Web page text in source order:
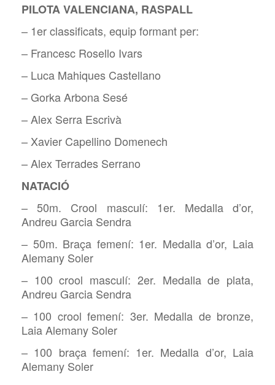
PILOTA VALENCIANA, RASPALL
– 1er classificats, equip formant per:
– Francesc Rosello Ivars
– Luca Mahiques Castellano
– Gorka Arbona Sesé
– Alex Serra Escrivà
– Xavier Capellino Domenech
– Alex Terrades Serrano
NATACIÓ
– 50m. Crool masculí: 1er. Medalla d’or,
Andreu Garcia Sendra
– 50m. Braça femení: 1er. Medalla d’or, Laia
Alemany Soler
– 100 crool masculí: 2er. Medalla de plata,
Andreu Garcia Sendra
– 100 crool femení: 3er. Medalla de bronze,
Laia Alemany Soler
– 100 braça femení: 1er. Medalla d’or, Laia
Alemany Soler